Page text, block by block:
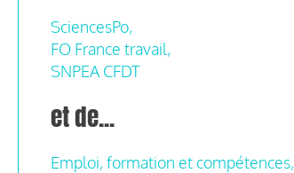
SciencesPo,
FO France travail,
SNPEA CFDT
et de...
Emploi, formation et compétences,